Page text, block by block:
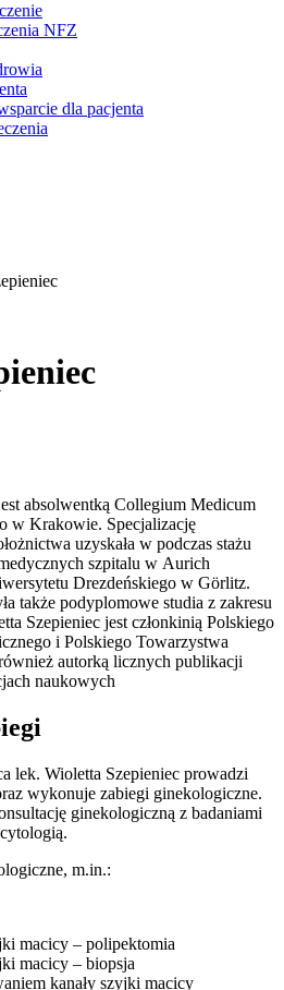
NFZ
dla pacjenta
absolwentką Collegium Medicum
w Krakowie. Specjalizację
uzyskała w podczas stażu
szpitalu w Aurich
Drezdeńskiego w Görlitz.
także podyplomowe studia z zakresu
Szepieniec jest członkinią Polskiego
i Polskiego Towarzystwa
autorką licznych publikacji
naukowych
lek. Wioletta Szepieniec prowadzi
wykonuje zabiegi ginekologiczne.
ginekologiczną z badaniami
m.in.:
macicy – polipektomia
macicy – biopsja
kanały szyjki macicy